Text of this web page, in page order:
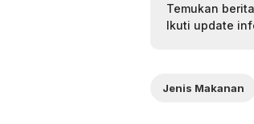
Temukan
Ikuti update
Jenis Makanan